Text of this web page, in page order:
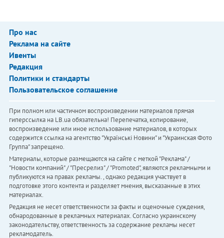
Про нас
Реклама на сайте
Ивенты
Редакция
Политики и стандарты
Пользовательское соглашение
При полном или частичном воспроизведении материалов прямая
гиперссылка на LB.ua обязательна! Перепечатка, копирование,
воспроизведение или иное использование материалов, в которых
содержится ссылка на агентство "Українськi Новини" и "Украинская Фото
Группа" запрещено.
Материалы, которые размещаются на сайте с меткой "Реклама" /
"Новости компаний" / "Пресрелиз" / "Promoted", являются рекламными и
публикуются на правах рекламы. , однако редакция участвует в
подготовке этого контента и разделяет мнения, высказанные в этих
материалах.
Редакция не несет ответственности за факты и оценочные суждения,
обнародованные в рекламных материалах. Согласно украинскому
законодательству, ответственность за содержание рекламы несет
рекламодатель.